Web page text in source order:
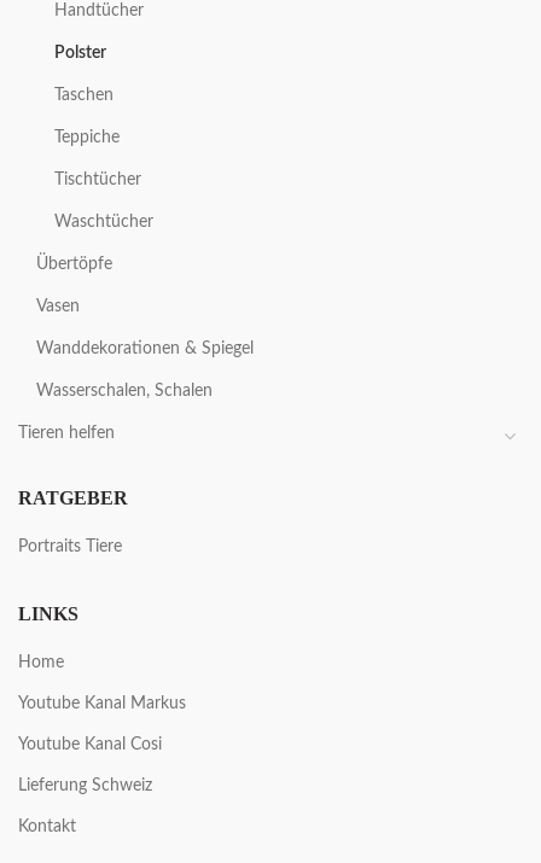
Handtücher
Polster
Taschen
Teppiche
Tischtücher
Waschtücher
Übertöpfe
Vasen
Wanddekorationen & Spiegel
Wasserschalen, Schalen
Tieren helfen
RATGEBER
Portraits Tiere
LINKS
Home
Youtube Kanal Markus
Youtube Kanal Cosi
Lieferung Schweiz
Kontakt